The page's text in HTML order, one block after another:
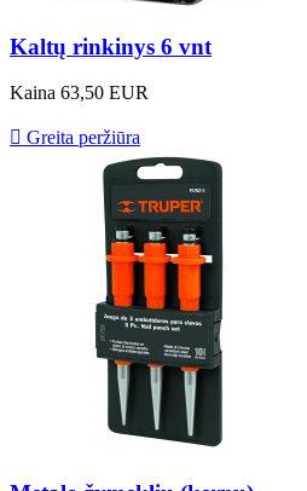
Kaltų rinkinys 6 vnt
Kaina 63,50 EUR
 Greita peržiūra